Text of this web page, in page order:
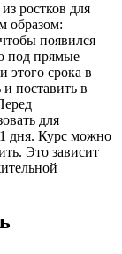
ростков для
образом:
появился
под прямые
этого срока в
поставить в
для
дня. Курс можно
Это зависит